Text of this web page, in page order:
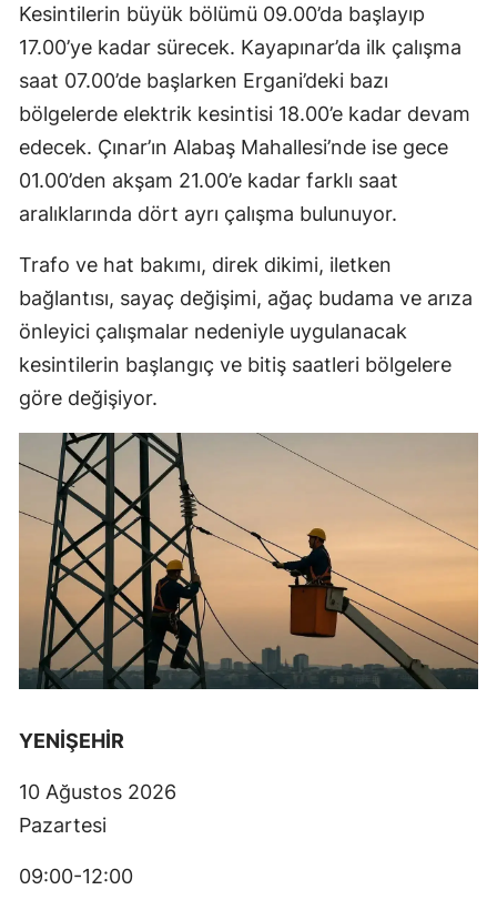
Kesintilerin büyük bölümü 09.00’da başlayıp
17.00’ye kadar sürecek. Kayapınar’da ilk çalışma
saat 07.00’de başlarken Ergani’deki bazı
bölgelerde elektrik kesintisi 18.00’e kadar devam
edecek. Çınar’ın Alabaş Mahallesi’nde ise gece
01.00’den akşam 21.00’e kadar farklı saat
aralıklarında dört ayrı çalışma bulunuyor.
Trafo ve hat bakımı, direk dikimi, iletken
bağlantısı, sayaç değişimi, ağaç budama ve arıza
önleyici çalışmalar nedeniyle uygulanacak
kesintilerin başlangıç ve bitiş saatleri bölgelere
göre değişiyor.
YENİŞEHİR
10 Ağustos 2026
Pazartesi
09:00-12:00